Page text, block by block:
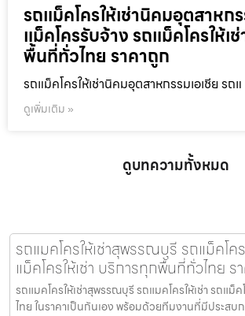
รถแม็คโครให้เช่านิคมอุตสาหกร
แม็คโครรับจ้าง รถแม็คโครให้เ
พื้นที่ทั่วไทย ราคาถูก
รถแม็คโครให้เช่านิคมอุตสาหกรรมเอเชีย รถแ
ดูเพิ่มเติม »
ดูบทความทั้งหมด
รถแมคโครให้เช่าสุพรรณบุรี รถแม็คโค
แม็คโครให้เช่า บริการทุกพื้นที่ทั่วไทย ร
รถแมคโครให้เช่าสุพรรณบุรี รถแมคโครให้เช่า รถแม็
ไทย ในราคาเป็นกันเอง พร้อมด้วยทีมงานที่มีประสบ